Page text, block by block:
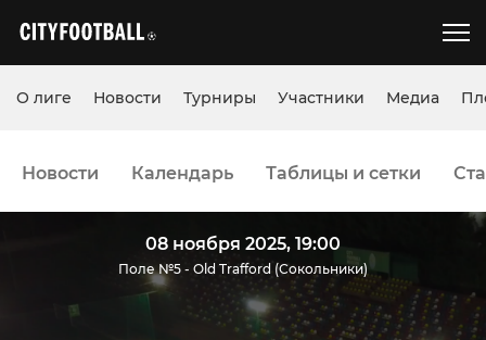
О лиге Новости Турниры Участники Медиа
Новости Календарь Таблицы и сетки
08 ноября 2025, 19:00
Поле №5 - Old Trafford (Сокольники)